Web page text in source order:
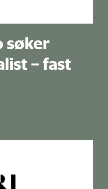
søker
– fast